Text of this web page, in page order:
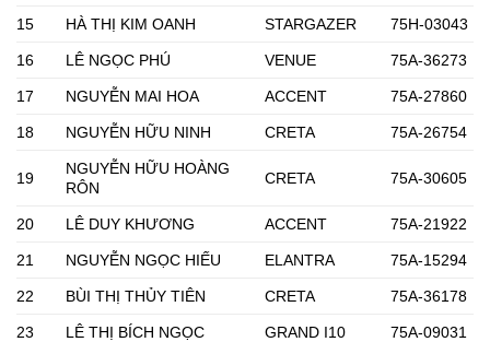
15 HÀ THỊ KIM OANH STARGAZER 75H-03043
16 LÊ NGỌC PHÚ VENUE 75A-36273
17 NGUYỄN MAI HOA ACCENT 75A-27860
18 NGUYỄN HỮU NINH CRETA 75A-26754
19
NGUYỄN HỮU HOÀNG
RÔN
CRETA 75A-30605
20 LÊ DUY KHƯƠNG ACCENT 75A-21922
21 NGUYỄN NGỌC HIẾU ELANTRA 75A-15294
22 BÙI THỊ THỦY TIÊN CRETA 75A-36178
23 LÊ THỊ BÍCH NGỌC GRAND I10 75A-09031